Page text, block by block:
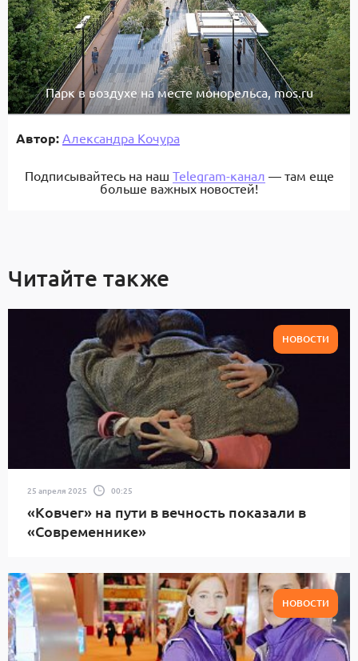
Парк в воздухе на месте монорельса, mos.ru
Автор: Александра Кочура
Подписывайтесь на наш Telegram-канал — там еще
больше важных новостей!
Читайте также
НОВОСТИ
25 апреля 2025 00:25
«Ковчег» на пути в вечность показали в
«Современнике»
НОВОСТИ